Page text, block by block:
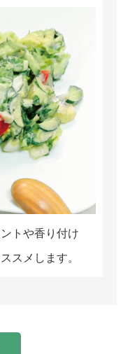
トや香り付け
スメします。